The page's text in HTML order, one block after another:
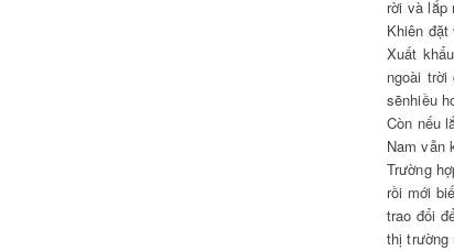
rời và lắp
Khiên
Xuất
ngoài
sẽnhiều
Còn nếu
Nam vẫn
Trường
rồi mới
trao đổi
thị trường